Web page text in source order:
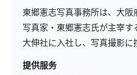
東郷憲志写真事務所は、大阪
写真家・東郷憲志氏が主宰
大伸社に入社し、写真撮影
てフリーランスとして活動を
提供服务